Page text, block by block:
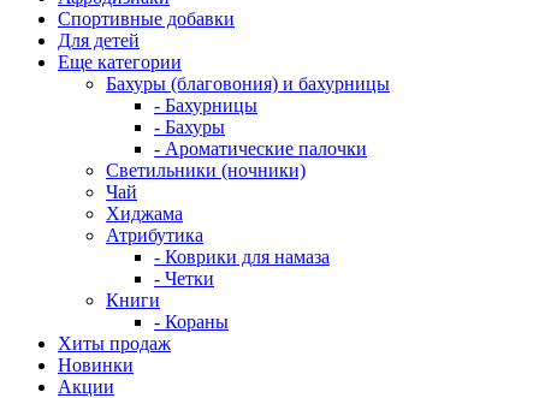
Спортивные добавки
Для детей
Еще категории
Бахуры (благовония) и бахурницы
- Бахурницы
- Бахуры
- Ароматические палочки
Светильники (ночники)
Чай
Хиджама
Атрибутика
- Коврики для намаза
- Четки
Книги
- Кораны
Хиты продаж
Новинки
Акции